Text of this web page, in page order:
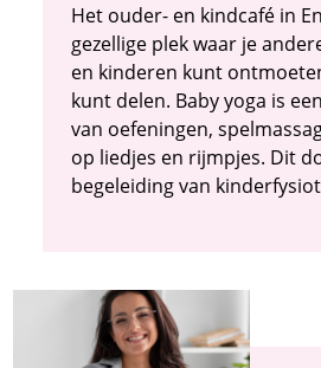
Het ouder- en kindcafé in
gezellige plek waar je
en kinderen kunt
kunt delen. Baby yoga is
van oefeningen,
op liedjes en rijmpjes. Dit
begeleiding van